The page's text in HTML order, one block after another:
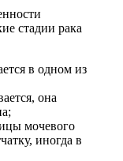
стадии рака
в одном из
она
мочевого
иногда в